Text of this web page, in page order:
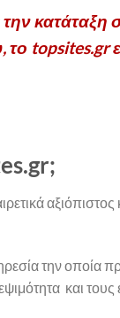
την κατάταξη
topsites.gr
την οποία
και τους